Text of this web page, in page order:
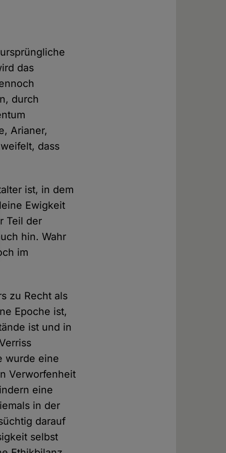
das
durch
Arianer,
dass
ist, in dem
Ewigkeit
Teil der
hin. Wahr
im
zu Recht als
Epoche ist,
ist und in
wurde eine
Verworfenheit
eine
in der
darauf
selbst